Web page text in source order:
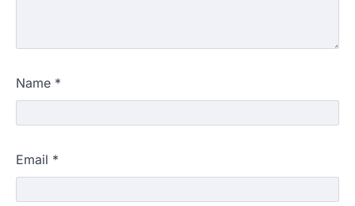
Name *
Email *